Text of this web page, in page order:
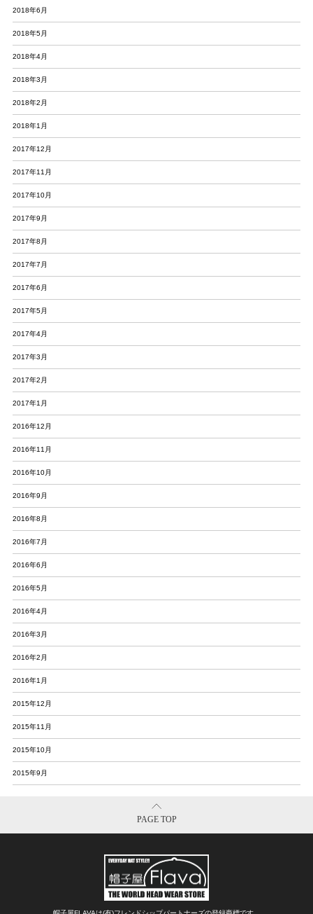
2018年6月
2018年5月
2018年4月
2018年3月
2018年2月
2018年1月
2017年12月
2017年11月
2017年10月
2017年9月
2017年8月
2017年7月
2017年6月
2017年5月
2017年4月
2017年3月
2017年2月
2017年1月
2016年12月
2016年11月
2016年10月
2016年9月
2016年8月
2016年7月
2016年6月
2016年5月
2016年4月
2016年3月
2016年2月
2016年1月
2015年12月
2015年11月
2015年10月
2015年9月
PAGE TOP